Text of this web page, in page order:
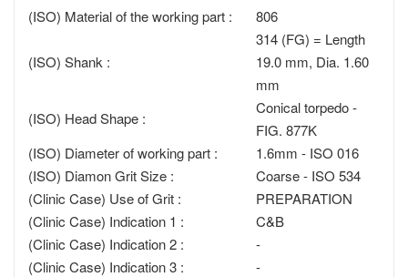
(ISO) Material of the working part : 806
(ISO) Shank :
314 (FG) = Length
19.0 mm, Dia. 1.60
mm
(ISO) Head Shape :
Conical torpedo -
FIG. 877K
(ISO) Diameter of working part :
1.6mm - ISO 016
(ISO) Diamon Grit Size :
Coarse - ISO 534
(Clinic Case) Use of Grit :
PREPARATION
(Clinic Case) Indication 1 :
C&B
(Clinic Case) Indication 2 :
-
(Clinic Case) Indication 3 :
-